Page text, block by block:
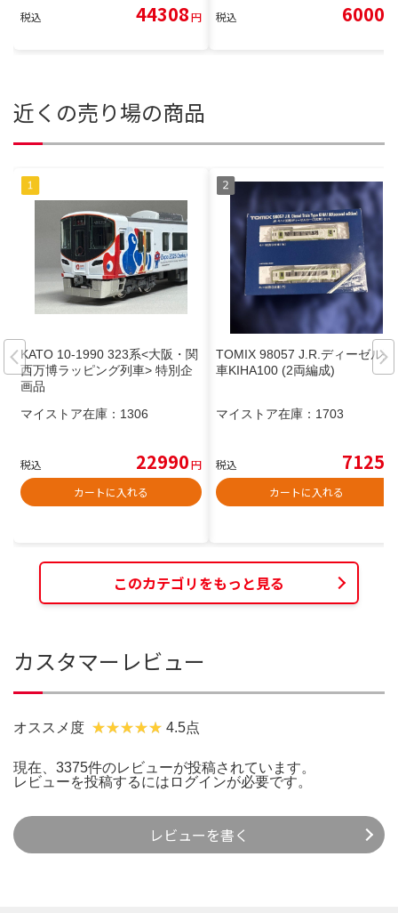
税込 44308円 税込 6000
近くの売り場の商品
KATO 10-1990 323系<大阪・関
西万博ラッピング列車> 特別企
画品
マイストア在庫： 1306
税込 22990円
カートに入れる
TOMIX 98057 J.R.ディーゼル列
車KIHA100 (2両編成)
マイストア在庫： 1703
税込 7125
カートに入れる
このカテゴリをもっと見る
カスタマーレビュー
オススメ度 4.5点
現在、3375件のレビューが投稿されています。
レビューを投稿するには ログインが必要です。
レビューを書く